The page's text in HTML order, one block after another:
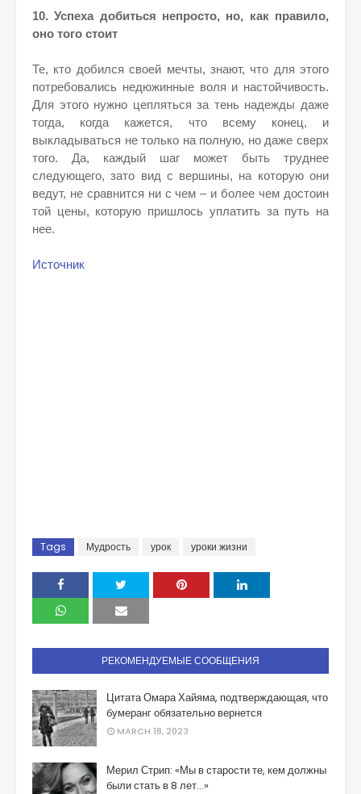
10. Успеха добиться непросто, но, как правило,
оно того стоит
Те, кто добился своей мечты, знают, что для этого
потребовались недюжинные воля и настойчивость.
Для этого нужно цепляться за тень надежды даже
тогда, когда кажется, что всему конец, и
выкладываться не только на полную, но даже сверх
того. Да, каждый шаг может быть труднее
следующего, зато вид с вершины, на которую они
ведут, не сравнится ни с чем – и более чем достоин
той цены, которую пришлось уплатить за путь на
нее.
Источник
Tags Мудрость урок уроки жизни
РЕКОМЕНДУЕМЫЕ СООБЩЕНИЯ
Цитата Омара Хайяма, подтверждающая, что
бумеранг обязательно вернется
MARCH 18, 2023
Мерил Стрип: «Мы в старости те, кем должны
были стать в 8 лет…»